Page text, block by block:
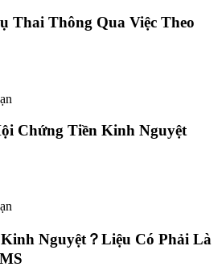
Thai Thông Qua Việc Theo
Chứng Tiền Kinh Nguyệt
Nguyệt？Liệu Có Phải Là